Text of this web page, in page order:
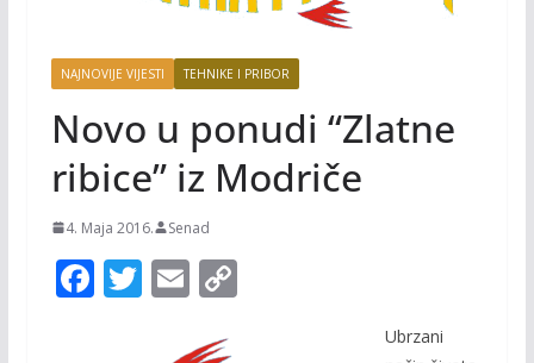
NAJNOVIJE VIJESTI TEHNIKE I PRIBOR
Novo u ponudi “Zlatne
ribice” iz Modriče
4. Maja 2016. Senad
F T E C
Ubrzani